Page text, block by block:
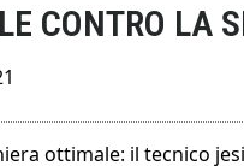
CONTRO LA
ottimale: il tecnico